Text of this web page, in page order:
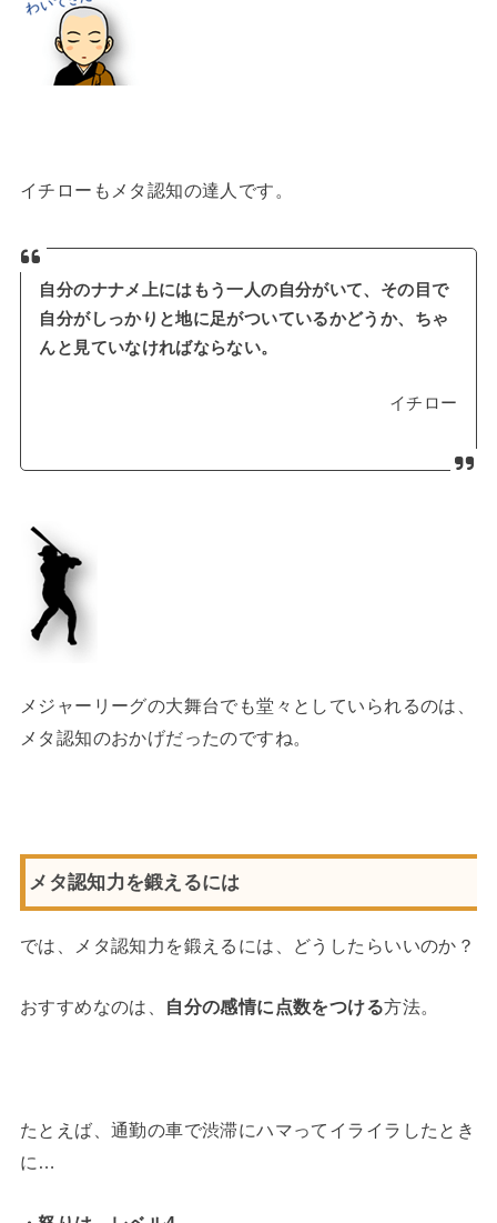
イチローもメタ認知の達人です。
自分のナナメ上にはもう一人の自分がいて、その目で
自分がしっかりと地に足がついているかどうか、ちゃ
んと見ていなければならない。
イチロー
メジャーリーグの大舞台でも堂々としていられるのは、
メタ認知のおかげだったのですね。
メタ認知力を鍛えるには
では、メタ認知力を鍛えるには、どうしたらいいのか？
おすすめなのは、 自分の感情に点数をつける方法。
たとえば、通勤の車で渋滞にハマってイライラしたとき
に…